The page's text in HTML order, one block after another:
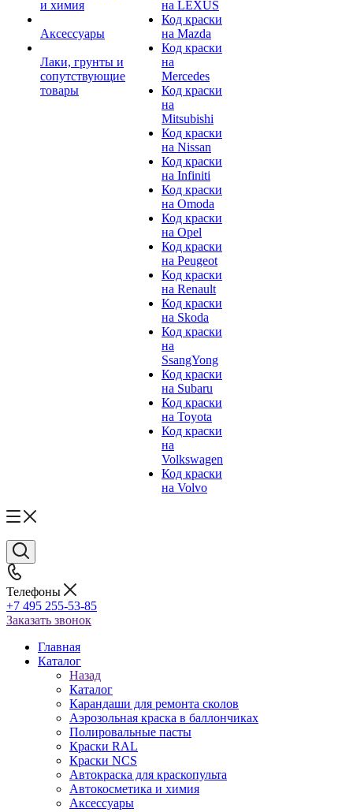
и химия
Аксессуары
Лаки, грунты и
сопутствующие
товары
на LEXUS
Код краски
на Mazda
Код краски
на
Mercedes
Код краски
на
Mitsubishi
Код краски
на Nissan
Код краски
на Infiniti
Код краски
на Omoda
Код краски
на Opel
Код краски
на Peugeot
Код краски
на Renault
Код краски
на Skoda
Код краски
на
SsangYong
Код краски
на Subaru
Код краски
на Toyota
Код краски
на
Volkswagen
Код краски
на Volvo
Телефоны
+7 495 255-53-85
Заказать звонок
Главная
Каталог
Назад
Каталог
Карандаши для ремонта сколов
Аэрозольная краска в баллончиках
Полировальные пасты
Краски RAL
Краски NCS
Автокраска для краскопульта
Автокосметика и химия
Аксессуары